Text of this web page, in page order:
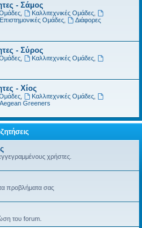
- Σάμος
, Καλλιτεχνικές Ομάδες,
Επιστημονικές Ομάδες,
Διάφορες
- Σύρος
, Καλλιτεχνικές Ομάδες,
- Χίος
, Καλλιτεχνικές Ομάδες,
Aegean Greeners
χρήστες.
προβλήματα σας
του forum.